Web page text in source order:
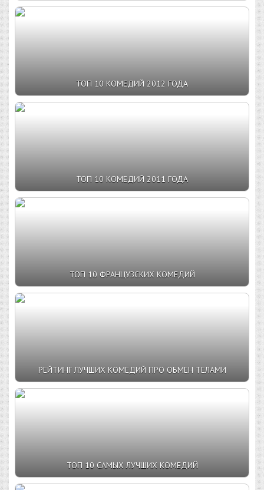
ТОП 10 КОМЕДИЙ 2012 ГОДА
ТОП 10 КОМЕДИЙ 2011 ГОДА
ТОП 10 ФРАНЦУЗСКИХ КОМЕДИЙ
РЕЙТИНГ ЛУЧШИХ КОМЕДИЙ ПРО ОБМЕН ТЕЛАМИ
ТОП 10 САМЫХ ЛУЧШИХ КОМЕДИЙ